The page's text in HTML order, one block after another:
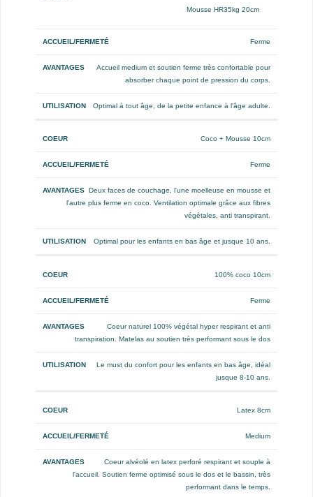
Mousse HR35kg 20cm
Ferme
Accueil medium et soutien ferme très confortable pour
absorber chaque point de pression du corps.
Optimal à tout âge, de la petite enfance à l'âge adulte.
Coco + Mousse 10cm
Ferme
Deux faces de couchage, l'une moelleuse en mousse et
l'autre plus ferme en coco. Ventilation optimale grâce aux fibres
végétales, anti transpirant.
Optimal pour les enfants en bas âge et jusque 10 ans.
100% coco 10cm
Ferme
Coeur naturel 100% végétal hyper respirant et anti
transpiration. Matelas au soutien très performant sous le dos
Le must du confort pour les enfants en bas âge, idéal
jusque 8-10 ans.
Latex 8cm
Medium
Coeur alvéolé en latex perforé respirant et souple à
l'accueil. Soutien ferme optimisé sous le dos et le bassin, très
performant dans le temps.